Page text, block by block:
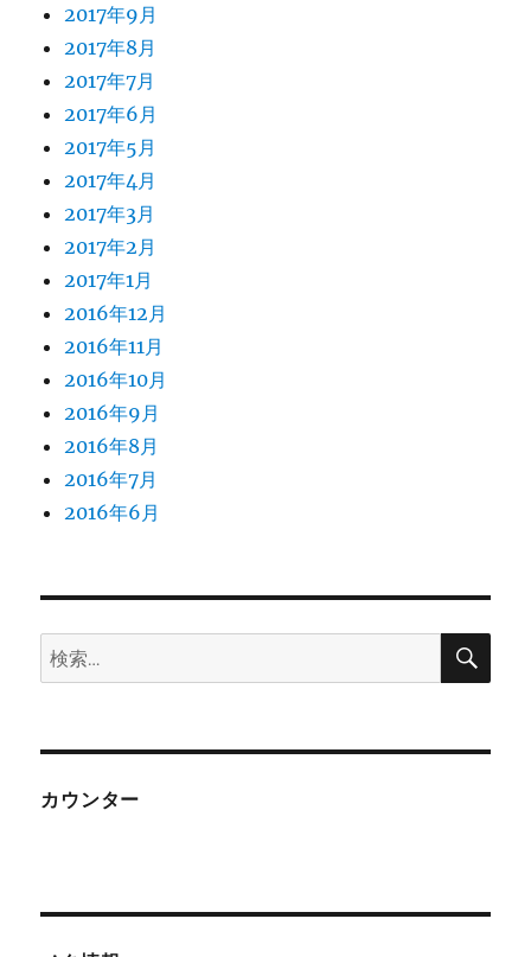
2017年9月
2017年8月
2017年7月
2017年6月
2017年5月
2017年4月
2017年3月
2017年2月
2017年1月
2016年12月
2016年11月
2016年10月
2016年9月
2016年8月
2016年7月
2016年6月
検
索:
検
カウンター